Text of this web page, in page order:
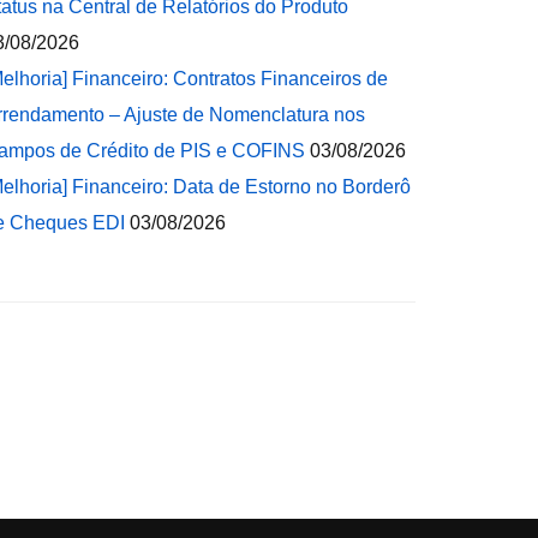
na Central de Relatórios do Produto
08/2026
Financeiro: Contratos Financeiros de
– Ajuste de Nomenclatura nos
de Crédito de PIS e COFINS 03/08/2026
Financeiro: Data de Estorno no Borderô
Cheques EDI 03/08/2026